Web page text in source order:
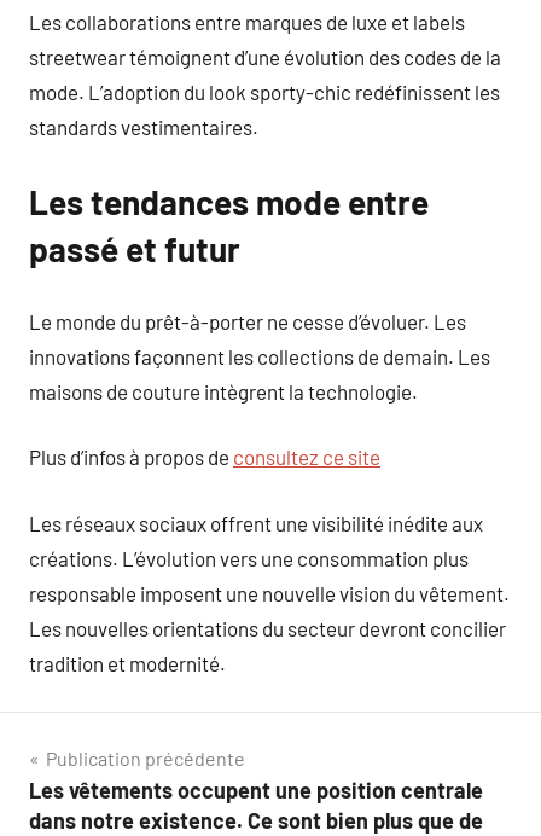
Les collaborations entre marques de luxe et labels
streetwear témoignent d’une évolution des codes de la
mode. L’adoption du look sporty-chic redéfinissent les
standards vestimentaires.
Les tendances mode entre
passé et futur
Le monde du prêt-à-porter ne cesse d’évoluer. Les
innovations façonnent les collections de demain. Les
maisons de couture intègrent la technologie.
Plus d’infos à propos de consultez ce site
Les réseaux sociaux offrent une visibilité inédite aux
créations. L’évolution vers une consommation plus
responsable imposent une nouvelle vision du vêtement.
Les nouvelles orientations du secteur devront concilier
tradition et modernité.
Navigation
de
Publication précédente
Les vêtements occupent une position centrale
dans notre existence. Ce sont bien plus que de